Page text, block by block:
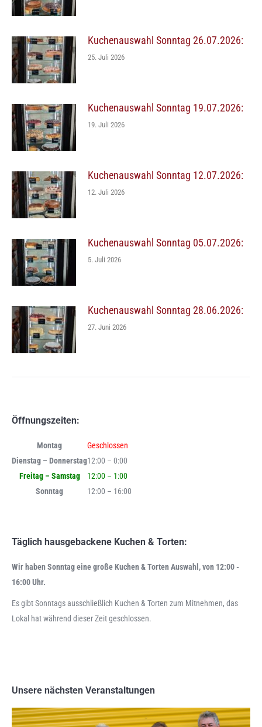
Kuchenauswahl Sonntag 26.07.2026:
25. Juli 2026
Kuchenauswahl Sonntag 19.07.2026:
19. Juli 2026
Kuchenauswahl Sonntag 12.07.2026:
12. Juli 2026
Kuchenauswahl Sonntag 05.07.2026:
5. Juli 2026
Kuchenauswahl Sonntag 28.06.2026:
27. Juni 2026
Öffnungszeiten:
Montag
Geschlossen
Dienstag – Donnerstag12:00 – 0:00
Freitag – Samstag
12:00 – 1:00
Sonntag
12:00 – 16:00
Täglich hausgebackene Kuchen & Torten:
Wir haben Sonntag eine große Kuchen & Torten Auswahl, von 12:00 -
16:00 Uhr.
Es gibt Sonntags ausschließlich Kuchen & Torten zum Mitnehmen, das
Lokal hat während dieser Zeit geschlossen.
Unsere nächsten Veranstaltungen